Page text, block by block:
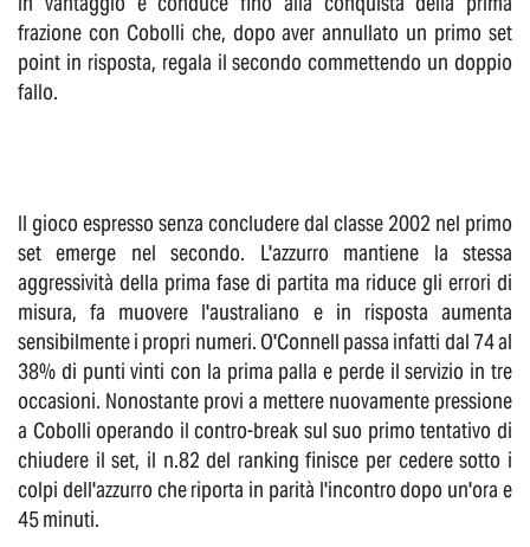
frazione con Cobolli che, dopo aver annullato un primo set
point in risposta, regala il secondo commettendo un doppio
fallo.
Il gioco espresso senza concludere dal classe 2002 nel primo
set emerge nel secondo. L'azzurro mantiene la stessa
aggressività della prima fase di partita ma riduce gli errori di
misura, fa muovere l'australiano e in risposta aumenta
sensibilmente i propri numeri. O'Connell passa infatti dal 74 al
38% di punti vinti con la prima palla e perde il servizio in tre
occasioni. Nonostante provi a mettere nuovamente pressione
a Cobolli operando il contro-break sul suo primo tentativo di
chiudere il set, il n.82 del ranking finisce per cedere sotto i
colpi dell'azzurro che riporta in parità l'incontro dopo un'ora e
45 minuti.